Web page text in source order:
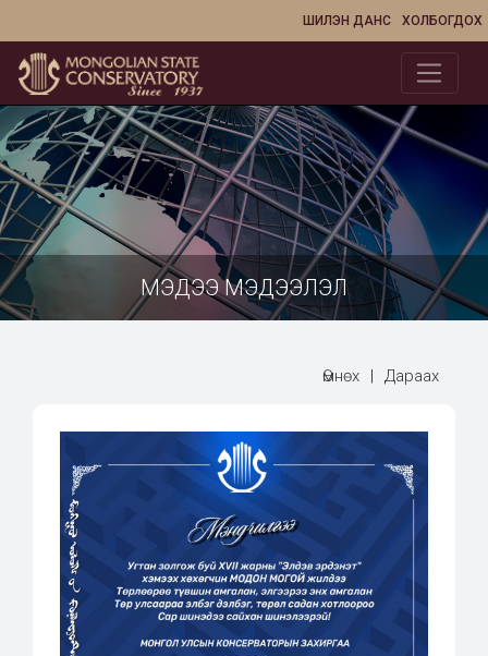
ХОЛБОГДОХ
ШИЛЭН ДАНС
МЭДЭЭ МЭДЭЭЛЭЛ
Өмнөх | Дараах